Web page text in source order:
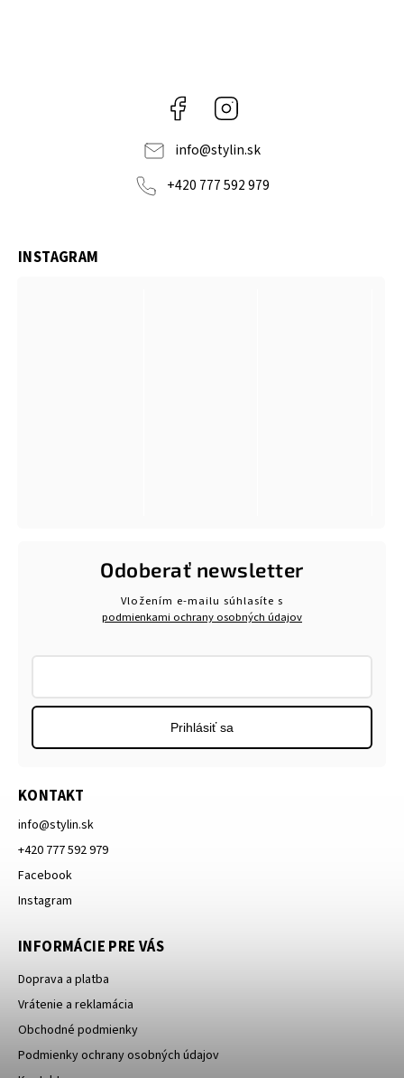
Facebook
info@stylin.sk
+420 777 592 979
KONTAKT
info@stylin.sk
+420 777 592 979
Facebook
Instagram
INFORMÁCIE PRE VÁS
Doprava a platba
Vrátenie a reklamácia
Obchodné podmienky
Podmienky ochrany osobných údajov
INSTAGRAM
Odoberať newsletter
Vložením e-mailu súhlasíte s
podmienkami ochrany osobných údajov
Prihlásiť sa